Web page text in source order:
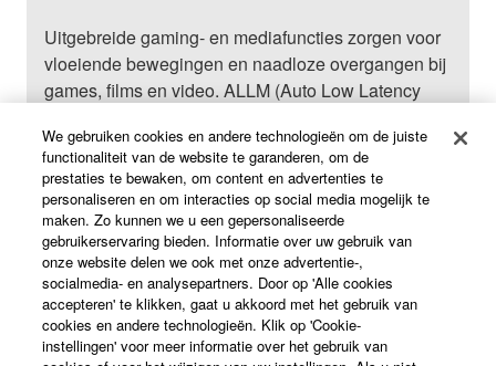
Uitgebreide gaming- en mediafuncties zorgen voor
vloeiende bewegingen en naadloze overgangen bij
games, films en video. ALLM (Auto Low Latency
instelling voor vloeiende, ononderbroken beelden
en interactiviteit zonder haperingen. VRR (Variable
Refresh Rate) vermindert of voorkomt haperingen,
schokken en frame tearing voor een soepele en
gedetailleerde weergave van games. QMS (Quick
Media Switching) voor films en video elimineert
vertragingen die kunnen leiden tot lege frames
voordat content wordt weergegeven. QFT (Quick
Frame Transport) vermindert de latentie voor
We gebruiken cookies en andere technologieën om de juiste
functionaliteit van de website te garanderen, om de
prestaties te bewaken, om content en advertenties te
personaliseren en om interacties op social media mogelijk te
maken. Zo kunnen we u een gepersonaliseerde
gebruikerservaring bieden. Informatie over uw gebruik van
onze website delen we ook met onze advertentie-,
socialmedia- en analysepartners. Door op 'Alle cookies
accepteren' te klikken, gaat u akkoord met het gebruik van
cookies en andere technologieën. Klik op 'Cookie-
instellingen' voor meer informatie over het gebruik van